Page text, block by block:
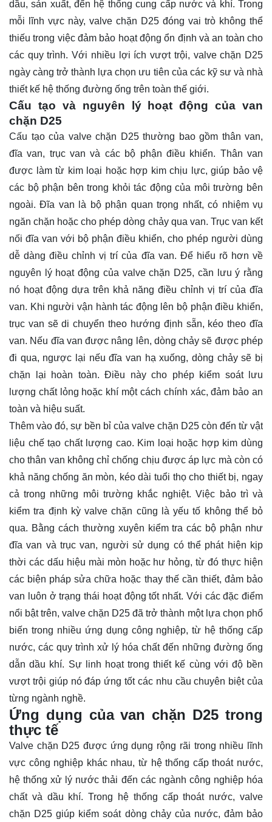
dầu, sản xuất, đến hệ thống cung cấp nước và khí. Trong
mỗi lĩnh vực này, valve chặn D25 đóng vai trò không thể
thiếu trong việc đảm bảo hoạt động ổn định và an toàn cho
các quy trình. Với nhiều lợi ích vượt trội, valve chặn D25
ngày càng trở thành lựa chọn ưu tiên của các kỹ sư và nhà
thiết kế hệ thống đường ống trên toàn thế giới.
Cấu tạo và nguyên lý hoạt động của van
chặn D25
Cấu tạo của valve chặn D25 thường bao gồm thân van,
đĩa van, trục van và các bộ phận điều khiển. Thân van
được làm từ kim loại hoặc hợp kim chịu lực, giúp bảo vệ
các bộ phận bên trong khỏi tác động của môi trường bên
ngoài. Đĩa van là bộ phận quan trọng nhất, có nhiệm vụ
ngăn chặn hoặc cho phép dòng chảy qua van. Trục van kết
nối đĩa van với bộ phận điều khiển, cho phép người dùng
dễ dàng điều chỉnh vị trí của đĩa van. Để hiểu rõ hơn về
nguyên lý hoạt động của valve chặn D25, cần lưu ý rằng
nó hoạt động dựa trên khả năng điều chỉnh vị trí của đĩa
van. Khi người vận hành tác động lên bộ phận điều khiển,
trục van sẽ di chuyển theo hướng định sẵn, kéo theo đĩa
van. Nếu đĩa van được nâng lên, dòng chảy sẽ được phép
đi qua, ngược lại nếu đĩa van hạ xuống, dòng chảy sẽ bị
chặn lại hoàn toàn. Điều này cho phép kiểm soát lưu
lượng chất lỏng hoặc khí một cách chính xác, đảm bảo an
toàn và hiệu suất.
Thêm vào đó, sự bền bỉ của valve chặn D25 còn đến từ vật
liệu chế tạo chất lượng cao. Kim loại hoặc hợp kim dùng
cho thân van không chỉ chống chịu được áp lực mà còn có
khả năng chống ăn mòn, kéo dài tuổi thọ cho thiết bị, ngay
cả trong những môi trường khắc nghiệt. Việc bảo trì và
kiểm tra định kỳ valve chặn cũng là yếu tố không thể bỏ
qua. Bằng cách thường xuyên kiểm tra các bộ phận như
đĩa van và trục van, người sử dụng có thể phát hiện kịp
thời các dấu hiệu mài mòn hoặc hư hỏng, từ đó thực hiện
các biện pháp sửa chữa hoặc thay thế cần thiết, đảm bảo
van luôn ở trạng thái hoạt động tốt nhất. Với các đặc điểm
nổi bật trên, valve chặn D25 đã trở thành một lựa chọn phổ
biến trong nhiều ứng dụng công nghiệp, từ hệ thống cấp
nước, các quy trình xử lý hóa chất đến những đường ống
dẫn dầu khí. Sự linh hoạt trong thiết kế cùng với độ bền
vượt trội giúp nó đáp ứng tốt các nhu cầu chuyên biệt của
từng ngành nghề.
Ứng dụng của van chặn D25 trong
thực tế
Valve chặn D25 được ứng dụng rộng rãi trong nhiều lĩnh
vực công nghiệp khác nhau, từ hệ thống cấp thoát nước,
hệ thống xử lý nước thải đến các ngành công nghiệp hóa
chất và dầu khí. Trong hệ thống cấp thoát nước, valve
chặn D25 giúp kiểm soát dòng chảy của nước, đảm bảo